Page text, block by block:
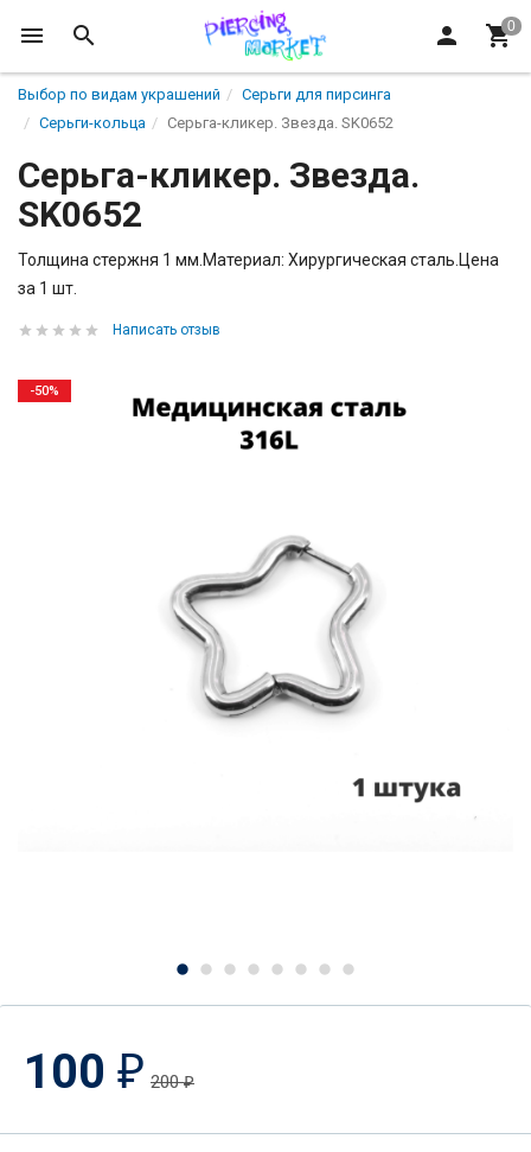
Выбор по видам украшений
Серьги для пирсинга
Серьги-кольца
Серьга-кликер. Звезда. SK0652
Серьга-кликер. Звезда.
SK0652
Толщина стержня 1 мм.Материал: Хирургическая сталь.Цена
за 1 шт.
Написать отзыв
-50%
100 ₽ 200₽